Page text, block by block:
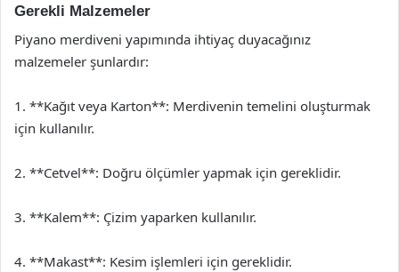
Gerekli Malzemeler
Piyano merdiveni yapımında ihtiyaç duyacağınız
malzemeler şunlardır:
1. **Kağıt veya Karton**: Merdivenin temelini oluşturmak
için kullanılır.
2. **Cetvel**: Doğru ölçümler yapmak için gereklidir.
3. **Kalem**: Çizim yaparken kullanılır.
4. **Makast**: Kesim işlemleri için gereklidir.